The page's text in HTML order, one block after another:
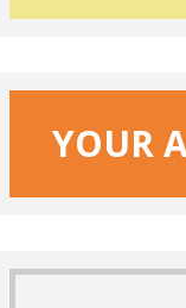
YOUR